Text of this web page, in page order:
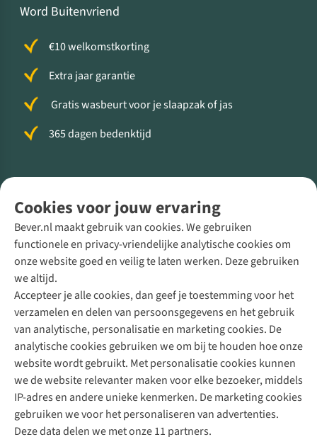
Cookies voor jouw ervaring
Bever.nl maakt gebruik van cookies. We gebruiken
functionele en privacy-vriendelijke analytische cookies om
onze website goed en veilig te laten werken. Deze gebruiken
we altijd.
Accepteer je alle cookies, dan geef je toestemming voor het
verzamelen en delen van persoonsgegevens en het gebruik
van analytische, personalisatie en marketing cookies. De
analytische cookies gebruiken we om bij te houden hoe onze
website wordt gebruikt. Met personalisatie cookies kunnen
we de website relevanter maken voor elke bezoeker, middels
IP-adres en andere unieke kenmerken. De marketing cookies
gebruiken we voor het personaliseren van advertenties.
Deze data delen we met onze 11 partners.
Word Buitenvriend
€10 welkomstkorting
Extra jaar garantie
Gratis wasbeurt voor je slaapzak of jas
365 dagen bedenktijd
Direct advies van een Buitenexpert
+31 (0)85 888 50 88
+31 6 12 28 49 80
Contactformulier